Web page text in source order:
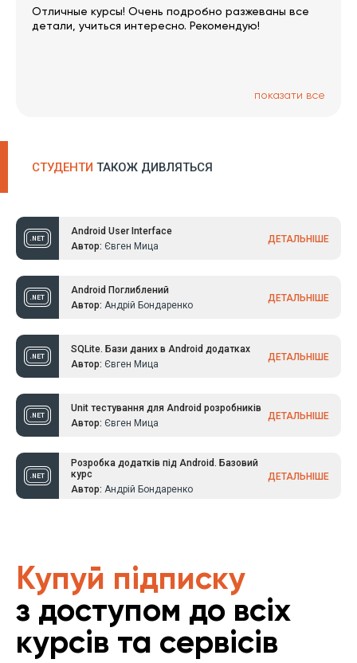
Отличные курсы! Очень подробно разжеваны все
детали, учиться интересно. Рекомендую!
показати все
СТУДЕНТИ ТАКОЖ ДИВЛЯТЬСЯ
Android User Interface
Автор: Євген Мица
ДЕТАЛЬНІШЕ
Android Поглиблений
Автор: Андрій Бондаренко
ДЕТАЛЬНІШЕ
SQLite. Бази даних в Android додатках
Автор: Євген Мица
ДЕТАЛЬНІШЕ
Unit тестування для Android розробників
Автор: Євген Мица
ДЕТАЛЬНІШЕ
Розробка додатків під Android. Базовий
курс
Автор: Андрій Бондаренко
ДЕТАЛЬНІШЕ
Купуй підписку
з доступом до всіх
курсів та сервісів